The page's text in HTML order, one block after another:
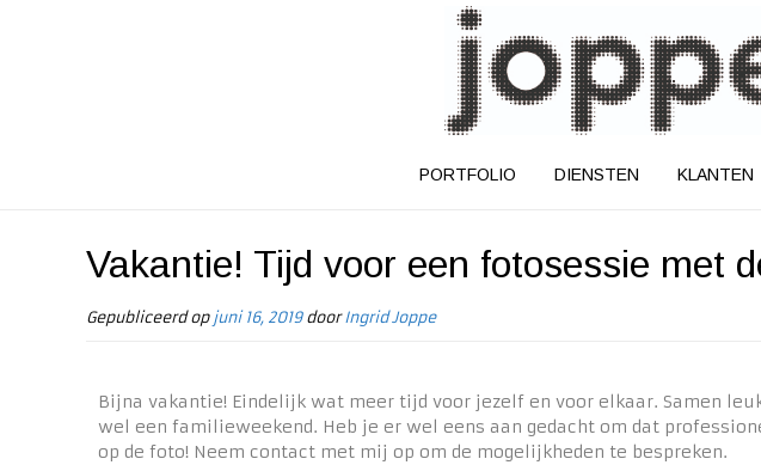
PORTFOLIO DIENSTEN KLANTEN
Vakantie! Tijd voor een fotosessie met
Gepubliceerd op juni 16, 2019doorIngrid Joppe
Bijna vakantie! Eindelijk wat meer tijd voor jezelf en voor elkaar. Samen
wel een familieweekend. Heb je er wel eens aan gedacht om dat
op de foto! Neem contact met mij op om de mogelijkheden te bespreken.